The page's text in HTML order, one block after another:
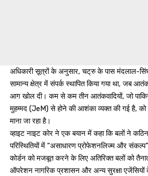
अधिकारी सूत्रों के अनुसार, चट्रु के पास मंदलाल-
सामान्य क्षेत्र में संपर्क स्थापित किया गया था, जब
आग खोल दी। कम से कम तीन आतंकवादियों, जो
मुहम्मद (JeM) से होने की आशंका व्यक्त की गई है,
माना जा रहा है।
व्हाइट नाइट कोर ने एक बयान में कहा कि बलों ने
परिस्थितियों में “असाधारण प्रोफेशनलिज्म और
कोर्डन को मजबूत करने के लिए अतिरिक्त बलों को
ऑपरेशन नागरिक प्रशासन और अन्य सुरक्षा